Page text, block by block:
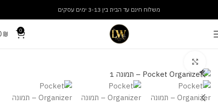
משלוח חינם עד הבית בין 3-13 ימים עסקים
0
₪